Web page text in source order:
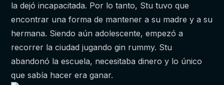
la dejó incapacitada. Por lo tanto, Stu tuvo que
encontrar una forma de mantener a su madre y a su
hermana. Siendo aún adolescente, empezó a
recorrer la ciudad jugando gin rummy. Stu
abandonó la escuela, necesitaba dinero y lo único
que sabía hacer era ganar.